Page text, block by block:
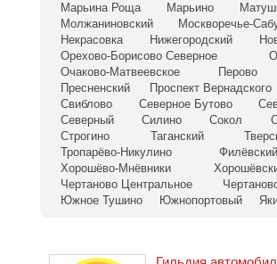
Марьина Роща
Марьино
Молжаниновский
Москворечье-
Некрасовка
Нижегородский
Орехово-Борисово Северное
Очаково-Матвеевское
Перово
Пресненский
Проспект Вернадского
Свиблово
Северное Бутово
Северный
Силино Сокол
Строгино
Таганский
Тропарёво-Никулино
Хорошёво-Мнёвники
Чертаново Центральное
Южное Тушино
Южнопортовый